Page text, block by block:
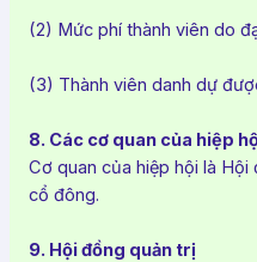
(2) Mức phí thành viên do
(3) Thành viên danh dự
8. Các cơ quan của hiệp
Cơ quan của hiệp hội là
cổ đông.
9. Hội đồng quản trị